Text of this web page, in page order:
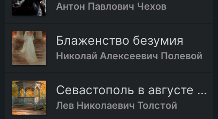
Антон Павлович Чехов
Блаженство безумия
Николай Алексеевич Полевой
Севастополь в августе 1855 года
Лев Николаевич Толстой